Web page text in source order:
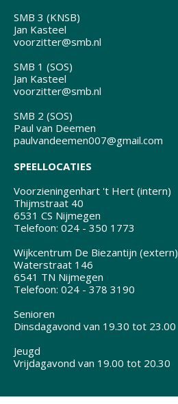
SMB 3 (KNSB)
Jan Kasteel
voorzitter@smb.nl
SMB 1 (SOS)
Jan Kasteel
voorzitter@smb.nl
SMB 2 (SOS)
Paul van Deemen
paulvandeemen007@gmail.com
SPEELLOCATIES
Voorzieningenhart 't Hert (intern)
Thijmstraat 40
6531 CS Nijmegen
Telefoon: 024 - 350 1773
Wijkcentrum De Biezantijn (extern)
Waterstraat 146
6541 TN Nijmegen
Telefoon: 024 - 378 3190
Senioren
Dinsdagavond van 19.30 tot 23.00
Jeugd
Vrijdagavond van 19.00 tot 20.30